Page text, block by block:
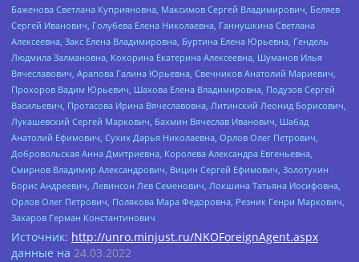
Баженова Светлана Куприяновна, Максимов Сергей Владимирович, Беляев
Сергей Иванович, Голубева Елена Николаевна, Ганнушкина Светлана
Алексеевна, Закс Елена Владимировна, Буртина Елена Юрьевна, Гендель
Людмила Залмановна, Кокорина Екатерина Алексеевна, Шуманов Илья
Вячеславович, Арапова Галина Юрьевна, Свечников Анатолий Мариевич,
Прохоров Вадим Юрьевич, Шахова Елена Владимировна, Подузов Сергей
Васильевич, Протасова Ирина Вячеславовна, Литинский Леонид Борисович,
Лукашевский Сергей Маркович, Бахмин Вячеслав Иванович, Шабад
Анатолий Ефимович, Сухих Дарья Николаевна, Орлов Олег Петрович,
Добровольская Анна Дмитриевна, Королева Александра Евгеньевна,
Смирнов Владимир Александрович, Вицин Сергей Ефимович, Золотухин
Борис Андреевич, Левинсон Лев Семенович, Локшина Татьяна Иосифовна,
Орлов Олег Петрович, Полякова Мара Федоровна, Резник Генри Маркович,
Захаров Герман Константинович
Источник: http://unro.minjust.ru/NKOForeignAgent.aspx
данные на 24.03.2022